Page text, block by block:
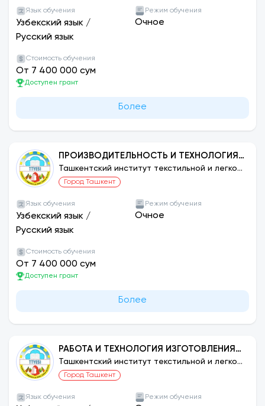
Язык обучения
Узбекский язык /
Русский язык
Режим обучения
Очное
Стоимость обучения
От 7 400 000 сум
Доступен грант
Более
ПРОИЗВОДИТЕЛЬНОСТЬ И ТЕХНОЛОГИЯ
ИЗГОТОВЛЕНИЯ ИЗДЕЛИЙ ЛЕГКОЙ
ПРОМЫШЛЕННОСТИ: ТКАНИ
Ташкентский институт текстильной и легкой
промышленности
Город Ташкент
Язык обучения
Узбекский язык /
Русский язык
Режим обучения
Очное
Стоимость обучения
От 7 400 000 сум
Доступен грант
Более
РАБОТА И ТЕХНОЛОГИЯ ИЗГОТОВЛЕНИЯ
ИЗДЕЛИЙ ЛЕГКОЙ ПРОМЫШЛЕННОСТИ:
ВЯЗАНИЕ
Ташкентский институт текстильной и легкой
промышленности
Город Ташкент
Язык обучения Режим обучения